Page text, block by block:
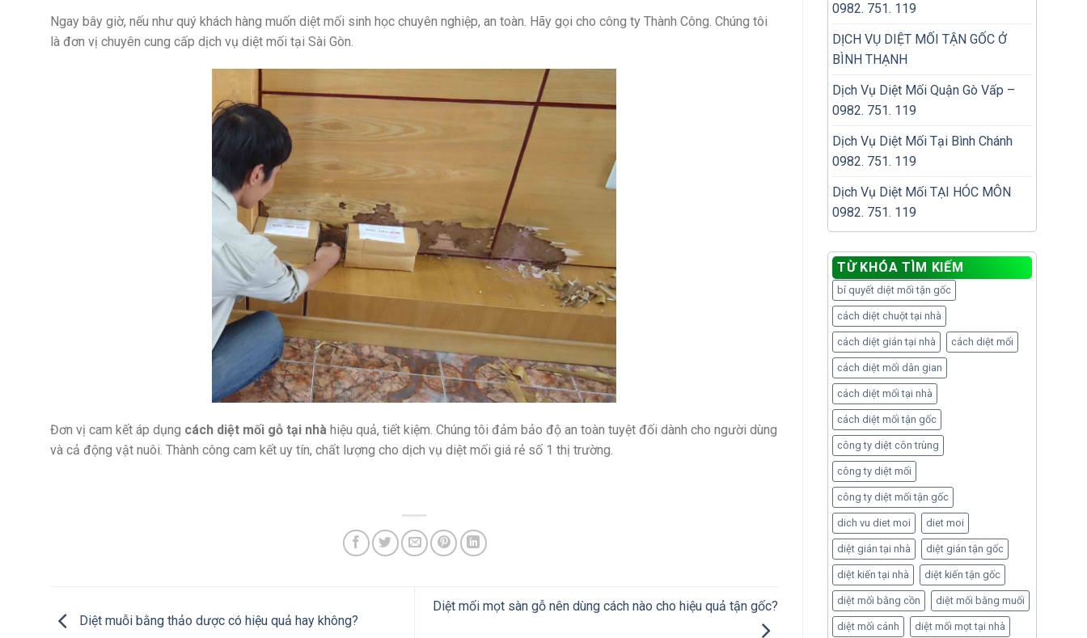
Ngay bây giờ, nếu như quý khách hàng muốn diệt mối sinh học chuyên nghiệp, an toàn. Hãy gọi cho công ty Thành Công. Chúng tôi
là đơn vị chuyên cung cấp dịch vụ diệt mối tại Sài Gòn.
Đơn vị cam kết áp dụng cách diệt mối gỗ tại nhà hiệu quả, tiết kiệm. Chúng tôi đảm bảo độ an toàn tuyệt đối dành cho người dùng
và cả động vật nuôi. Thành công cam kết uy tín, chất lượng cho dịch vụ diệt mối giá rẻ số 1 thị trường.
Diệt muỗi bằng thảo dược có hiệu quả hay không?
Diệt mối mọt sàn gỗ nên dùng cách nào cho hiệu quả tận gốc?
0982. 751. 119
DỊCH VỤ DIỆT MỐI TẬN GỐC Ở
BÌNH THẠNH
Dịch Vụ Diệt Mối Quận Gò Vấp –
0982. 751. 119
Dịch Vụ Diệt Mối Tại Bình Chánh
0982. 751. 119
Dịch Vụ Diệt Mối TẠI HÓC MÔN
0982. 751. 119
TỪ KHÓA TÌM KIẾM
bí quyết diệt mối tận gốc
cách diệt chuột tại nhà
cách diệt gián tại nhà cách diệt mối
cách diệt mối dân gian
cách diệt mối tại nhà
cách diệt mối tận gốc
công ty diệt côn trùng
công ty diệt mối
công ty diệt mối tận gốc
dich vu diet moi diet moi
diệt gián tại nhà diệt gián tận gốc
diệt kiến tại nhà diệt kiến tận gốc
diệt mối bằng cồn diệt mối bằng muối
diệt mối cánh diệt mối mọt tại nhà